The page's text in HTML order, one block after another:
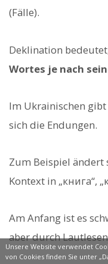
(Fälle).
Deklination
Wortes je nach
Im Ukrainischen
sich die Endungen.
Zum Beispiel ändert
Kontext in „книга“,
Am Anfang ist es
aber durch
Unsere Website verwendet
von Cookies finden Sie unter